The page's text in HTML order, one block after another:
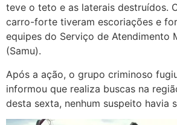
teve o teto e as laterais destruídos.
carro-forte tiveram escoriações e
equipes do Serviço de Atendimento
(Samu).
Após a ação, o grupo criminoso
informou que realiza buscas na
desta sexta, nenhum suspeito havia